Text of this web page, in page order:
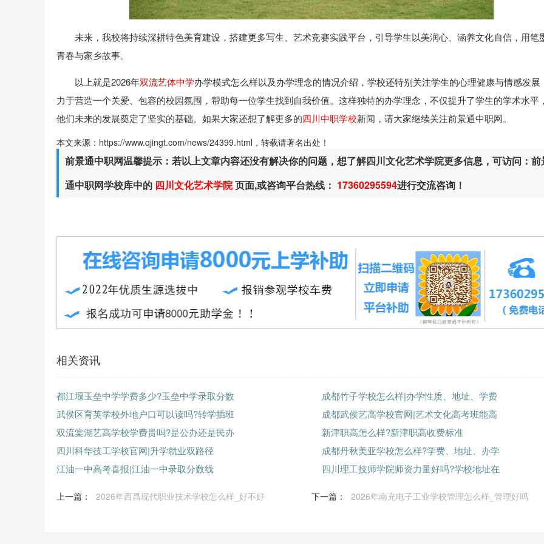
未来，我校将持续深耕特色美育建设，搭建更多写生、艺术竞赛实践平台，引导学生以美润心、涵养文化自信，用笔
青春与家乡故事。
以上就是2026年双流艺体中学办学模式怎么样以及办学理念的情况介绍，学校还特别关注学生的心理健康与情感发展
力于营造一个关爱、包容的校园氛围，帮助每一位学生找到自我价值。这样独特的办学理念，不仅提升了学生的学术水平
他们未来的发展奠定了坚实的基础。如果大家还想了解更多的四川中职学校新闻，请大家继续关注前景通中职网。
本文来源：https://www.qjingt.com/news/24399.html，转载请著名出处！
前景通中职网温馨提示：若以上文章内容还没有解决你的问题，想了解四川文化艺术学院更多信息，可访问：前
通中职网学校库中的 四川文化艺术学院页面,或咨询平台热线： 17360295594进行交流咨询！
相关资讯
都江堰玉垒中学学费多少?玉垒中学录取分数
成都竹子学校怎么样|办学性质、地址、学费
武侯区育英学校外地户口可以读吗?转学插班
成都武侯艺高学校官网|艺术文化高考班能高
双流棠湖艺高学校学费贵吗?是公办还是民办
新津职高怎么样?新津职高收费标准
四川科华技工学校官网|升学就业双路径
成都丹秋美亚学校怎么样?学费、地址、办学
江油一中高考喜报|江油一中录取分数线
四川理工技师学院师资力量好吗?学校地址在
上一篇： 2026年西昌现代职业技术学校怎么样_好不好 下一篇： 2026年南充电子工业学校管理怎么样_管理好吗